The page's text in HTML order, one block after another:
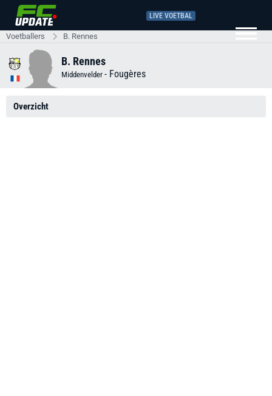
LIVE VOETBAL
Voetballers B. Rennes
B. Rennes
Middenvelder - Fougères
Overzicht